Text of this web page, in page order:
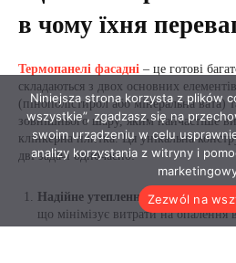
Niniejsza strona korzysta z plików
wszystkie”, zgadzasz się na
swoim urządzeniu w celu
analizy korzystania z witryny i
Zezwól na